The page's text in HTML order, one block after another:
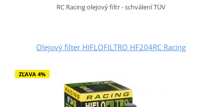
RC Racing olejový filtr - schválení TÜV
Olejový filter HIFLOFILTRO HF204RC Racing
ZĽAVA 4%